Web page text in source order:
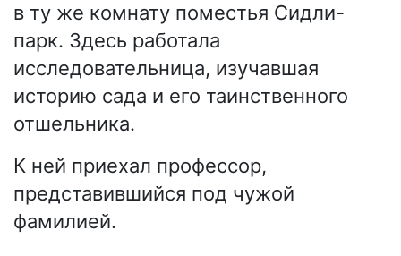
в ту же комнату поместья Сидли-
парк. Здесь работала
исследовательница, изучавшая
историю сада и его таинственного
отшельника.
К ней приехал профессор,
представившийся под чужой
фамилией.